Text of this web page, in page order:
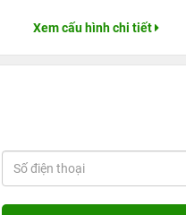
Xem cấu hình chi tiết